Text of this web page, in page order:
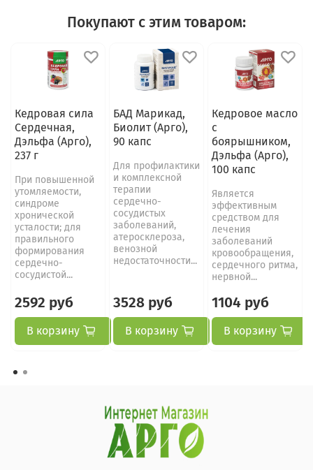
Покупают с этим товаром:
Кедровая сила
Сердечная,
Дэльфа (Арго),
237 г
При повышенной
утомляемости,
синдроме
хронической
усталости; для
правильного
формирования
сердечно-
сосудистой...
2592 руб
В корзину
БАД Марикад,
Биолит (Арго),
90 капс
Для профилактики
и комплексной
терапии
сердечно-
сосудистых
заболеваний,
атеросклероза,
венозной
недостаточности...
3528 руб
В корзину
Кедровое масло
с
боярышником,
Дэльфа (Арго),
100 капс
Является
эффективным
средством для
лечения
заболеваний
кровообращения,
сердечного ритма,
нервной...
1104 руб
В корзину